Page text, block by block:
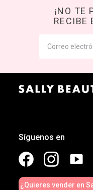
¡NO TE
RECIBE
Síguenos en
¿Quieres vender en